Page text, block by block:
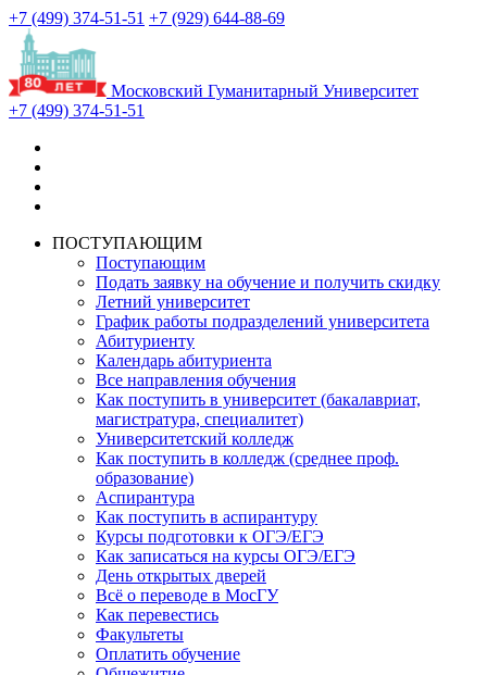
+7 (499) 374-51-51 +7 (929) 644-88-69
Московский Гуманитарный Университет
+7 (499) 374-51-51
ПОСТУПАЮЩИМ
Поступающим
Подать заявку на обучение и получить скидку
Летний университет
График работы подразделений университета
Абитуриенту
Календарь абитуриента
Все направления обучения
Как поступить в университет (бакалавриат,
магистратура, специалитет)
Университетский колледж
Как поступить в колледж (среднее проф.
образование)
Аспирантура
Как поступить в аспирантуру
Курсы подготовки к ОГЭ/ЕГЭ
Как записаться на курсы ОГЭ/ЕГЭ
День открытых дверей
Всё о переводе в МосГУ
Как перевестись
Факультеты
Оплатить обучение